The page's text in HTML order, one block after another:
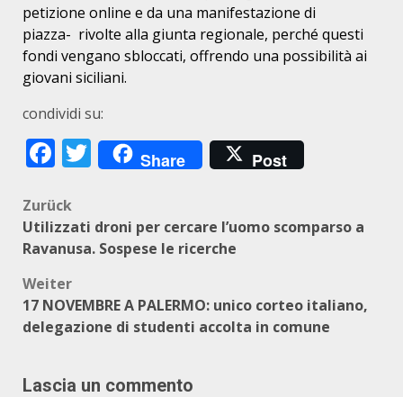
petizione online e da una manifestazione di
piazza- rivolte alla giunta regionale, perché questi
fondi vengano sbloccati, offrendo una possibilità ai
giovani siciliani.
condividi su:
Facebook
Twitter
Share Post
Beitragsnavigation
Zurück
Utilizzati droni per cercare l’uomo scomparso a
Ravanusa. Sospese le ricerche
Weiter
17 NOVEMBRE A PALERMO: unico corteo italiano,
delegazione di studenti accolta in comune
Lascia un commento